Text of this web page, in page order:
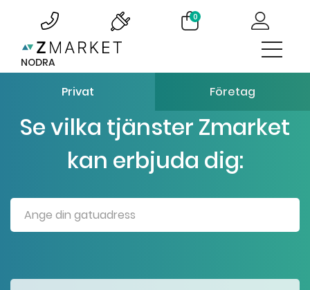
0
NODRA
Privat Företag
Se vilka tjänster Zmarket
kan erbjuda dig: